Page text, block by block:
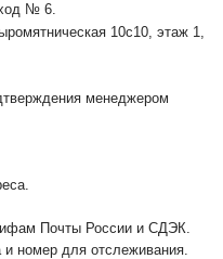
№ 6.
10с10, этаж 1,
менеджером
Почты России и СДЭК.
и номер для отслеживания.